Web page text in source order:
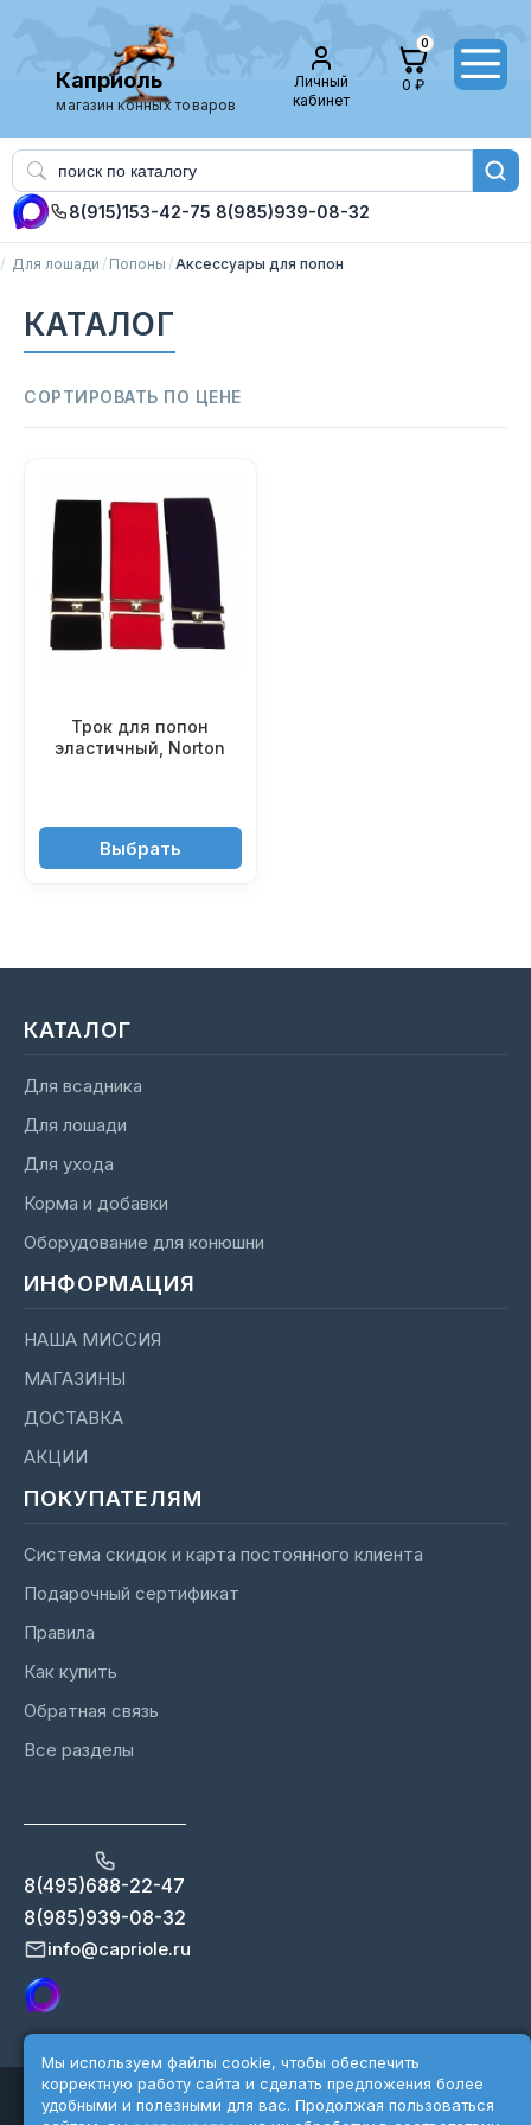
Каприоль
магазин конных товаров
Личный
кабинет
0
0 ₽
8(915)153-42-75 8(985)939-08-32
Для лошади Попоны Аксессуары для попон
КАТАЛОГ
СОРТИРОВАТЬ ПО ЦЕНЕ
Трок для попон
эластичный, Norton
990 ₽Выбрать
КАТАЛОГ
Для всадника
Для лошади
Для ухода
Корма и добавки
Оборудование для конюшни
ИНФОРМАЦИЯ
НАША МИССИЯ
МАГАЗИНЫ
ДОСТАВКА
АКЦИИ
ПОКУПАТЕЛЯМ
Система скидок и карта постоянного клиента
Подарочный сертификат
Правила
Как купить
Обратная связь
Все разделы
8(495)688-22-47
8(985)939-08-32
info@capriole.ru
Copyright 2026 ©Capriole.ru
Мы используем файлы cookie, чтобы обеспечить
корректную работу сайта и сделать предложения более
удобными и полезными для вас. Продолжая пользоваться